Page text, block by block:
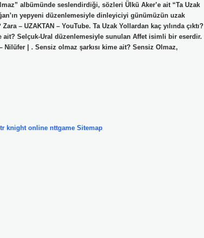
albümünde seslendirdiği, sözleri Ülkü Aker’e ait “Ta Uzak
yepyeni düzenlemesiyle dinleyiciyi günümüzün uzak
– UZAKTAN – YouTube. Ta Uzak Yollardan kaç yılında çıktı?
ait? Selçuk-Ural düzenlemesiyle sunulan Affet isimli bir eserdir.
Nilüfer | . Sensiz olmaz şarkısı kime ait? Sensiz Olmaz,
knight online nttgame Sitemap